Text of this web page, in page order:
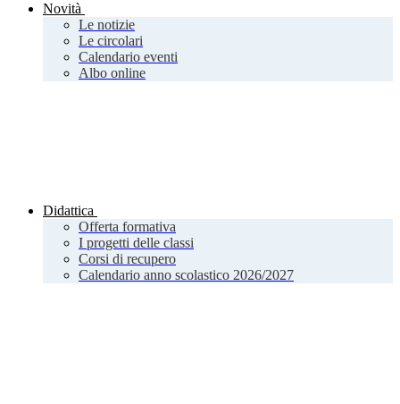
Novità
Le notizie
Le circolari
Calendario eventi
Albo online
Didattica
Offerta formativa
I progetti delle classi
Corsi di recupero
Calendario anno scolastico 2026/2027